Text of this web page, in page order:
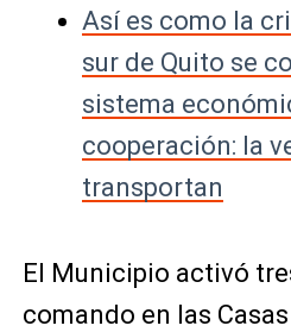
Así es como la
sur de Quito se
sistema
cooperación: la
transportan
El Municipio activó
comando en las